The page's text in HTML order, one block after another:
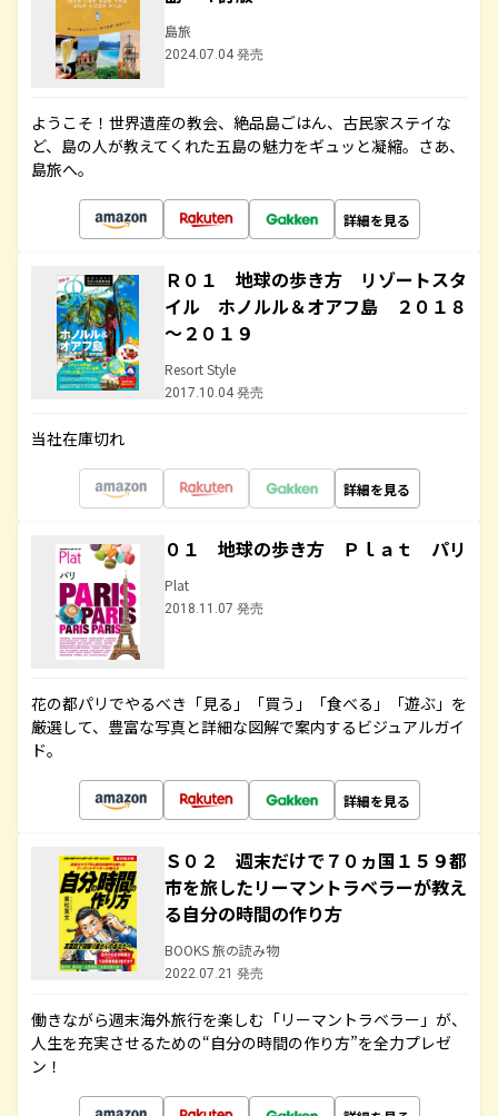
島旅
2024.07.04 発売
ようこそ！世界遺産の教会、絶品島ごはん、古民家ステイな
ど、島の人が教えてくれた五島の魅力をギュッと凝縮。さあ、
島旅へ。
詳細を見る
Ｒ０１ 地球の歩き方 リゾートスタ
イル ホノルル＆オアフ島 ２０１８
～２０１９
Resort Style
2017.10.04 発売
当社在庫切れ
詳細を見る
０１ 地球の歩き方 Ｐｌａｔ パリ
Plat
2018.11.07 発売
花の都パリでやるべき「見る」「買う」「食べる」「遊ぶ」を
厳選して、豊富な写真と詳細な図解で案内するビジュアルガイ
ド。
詳細を見る
Ｓ０２ 週末だけで７０ヵ国１５９都
市を旅したリーマントラベラーが教え
る自分の時間の作り方
BOOKS 旅の読み物
2022.07.21 発売
働きながら週末海外旅行を楽しむ「リーマントラベラー」が、
人生を充実させるための“自分の時間の作り方”を全力プレゼ
ン！